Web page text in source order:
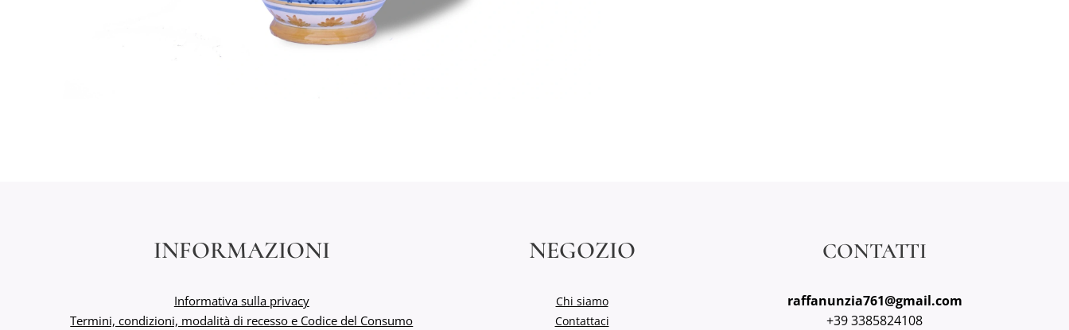
INFORMAZIONI
Informativa sulla privacy
Termini, condizioni, modalità di recesso e Codice del Consumo
NEGOZIO
Chi siamo
Contattaci
CONTATTI
raffanunzia761@gmail.com
+39 3385824108